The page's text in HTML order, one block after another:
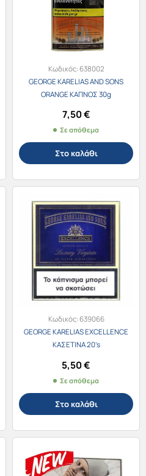
Κωδικός:638002
GEORGE KARELIAS AND SONS
ORANGE ΚΑΠΝΟΣ 30g
7,50€
Σε απόθεμα
Στο καλάθι
Κωδικός:639066
GEORGE KARELIAS EXCELLENCE
ΚΑΣΕΤΙΝΑ 20’s
5,50€
Σε απόθεμα
Στο καλάθι